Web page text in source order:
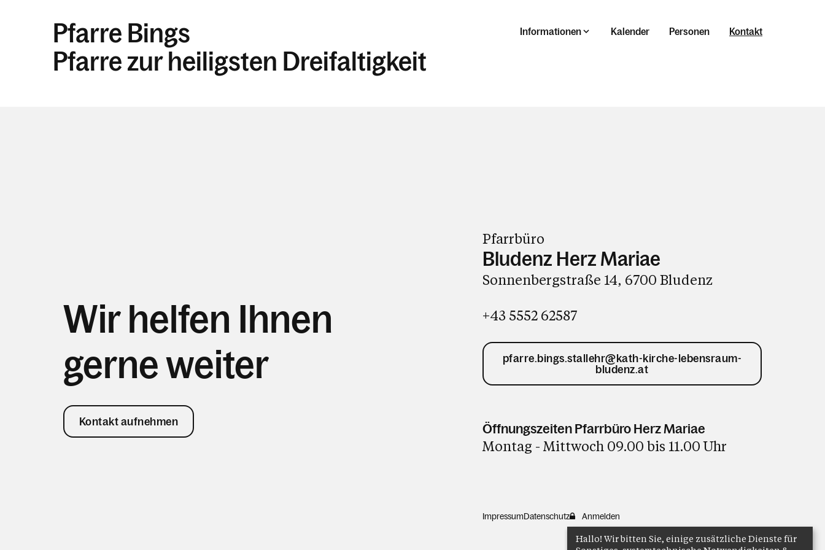
Pfarre Bings
Pfarre zur heiligsten Dreifaltigkeit
Informationen Kalender Personen Kontakt
Wir helfen Ihnen
gerne weiter
Kontakt aufnehmen
Pfarrbüro
Bludenz Herz Mariae
Sonnenbergstraße 14, 6700 Bludenz
+43 5552 62587
pfarre.bings.stallehr@kath-kirche-lebensraum-
bludenz.at
Öffnungszeiten Pfarrbüro Herz Mariae
Montag - Mittwoch 09.00 bis 11.00 Uhr
ImpressumDatenschutz Anmelden
Hallo! Wir bitten Sie, einige zusätzliche Dienste für